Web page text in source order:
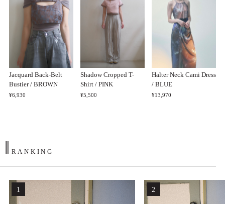
Jacquard Back-Belt
Bustier / BROWN
¥6,930
Shadow Cropped T-
Shirt / PINK
¥5,500
Halter Neck Cami Dress
/ BLUE
¥13,970
‖ RANKING